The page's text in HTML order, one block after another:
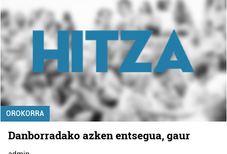
OROKORRA
Danborradako azken entsegua, gaur